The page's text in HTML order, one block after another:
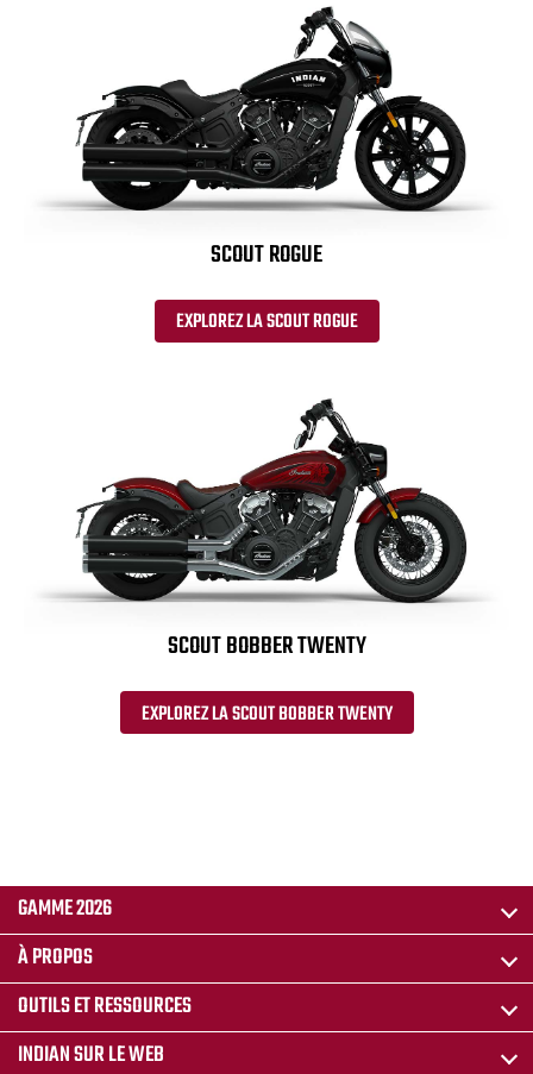
SCOUT ROGUE
EXPLOREZ LA SCOUT ROGUE
SCOUT BOBBER TWENTY
EXPLOREZ LA SCOUT BOBBER TWENTY
GAMME 2026
À PROPOS
OUTILS ET RESSOURCES
INDIAN SUR LE WEB